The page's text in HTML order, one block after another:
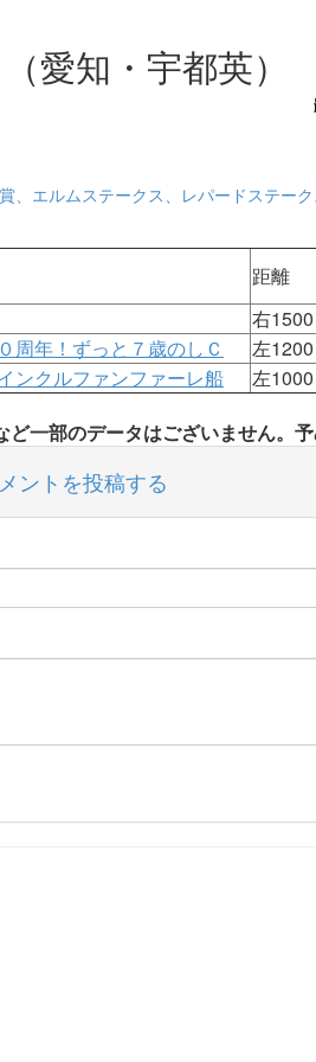
（愛知・宇都英）
、エルムステークス、レパードステーク
距離
右1500
周年！ずっと７歳のしＣ 左1200
ンクルファンファーレ船 左1000
一部のデータはございません。予
ントを投稿する